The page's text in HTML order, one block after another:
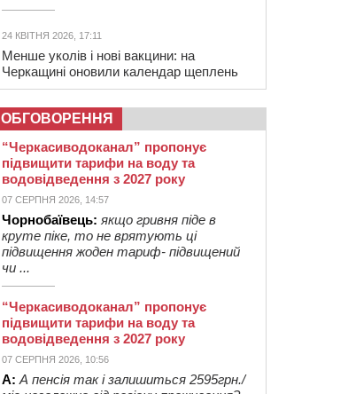
24 КВІТНЯ 2026, 17:11
Менше уколів і нові вакцини: на
Черкащині оновили календар щеплень
ОБГОВОРЕННЯ
“Черкасиводоканал” пропонує
підвищити тарифи на воду та
водовідведення з 2027 року
07 СЕРПНЯ 2026, 14:57
Чорнобаївець: якщо гривня піде в
круте піке, то не врятують ці
підвищення жоден тариф- підвищений
чи ...
“Черкасиводоканал” пропонує
підвищити тарифи на воду та
водовідведення з 2027 року
07 СЕРПНЯ 2026, 10:56
А: А пенсія так і залишиться 2595грн./